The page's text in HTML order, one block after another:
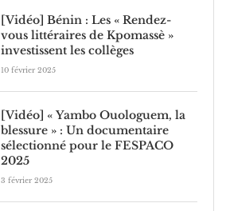
[Vidéo] Bénin : Les « Rendez-
vous littéraires de Kpomassè »
investissent les collèges
10 février 2025
[Vidéo] « Yambo Ouologuem, la
blessure » : Un documentaire
sélectionné pour le FESPACO
2025
3 février 2025